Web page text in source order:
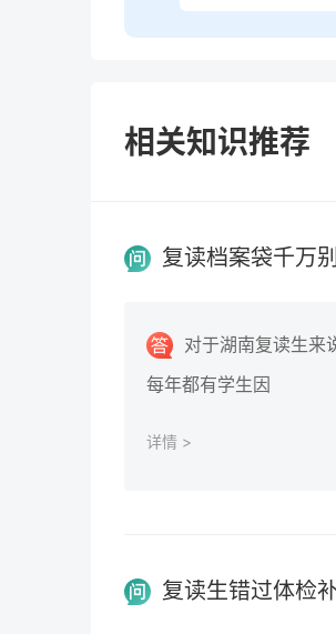
相关知识推荐
复读档案袋千万别
对于湖南复读生来
每年都有学生因
详情 >
复读生错过体检